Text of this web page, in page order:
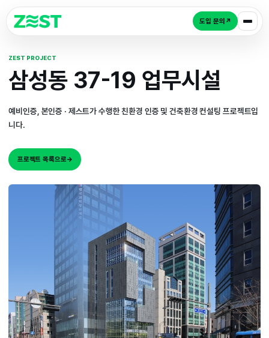
도입
ZEST PROJECT
삼성동 37-19 업무시
니다.
프로젝트 목록으로 →